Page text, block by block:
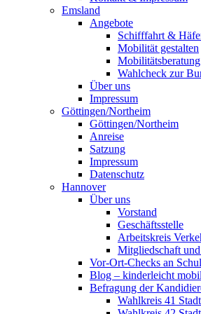
Emsland
Angebote
Schifffahrt &
Mobilität gestalten
Mobilitätsberatung
Wahlcheck zur
Über uns
Impressum
Göttingen/Northeim
Göttingen/Northeim
Anreise
Satzung
Impressum
Datenschutz
Hannover
Über uns
Vorstand
Geschäftsstelle
Arbeitskreis
Mitgliedschaft und
Vor-Ort-Checks an
Blog – kinderleicht mobil
Befragung der
Wahlkreis 41